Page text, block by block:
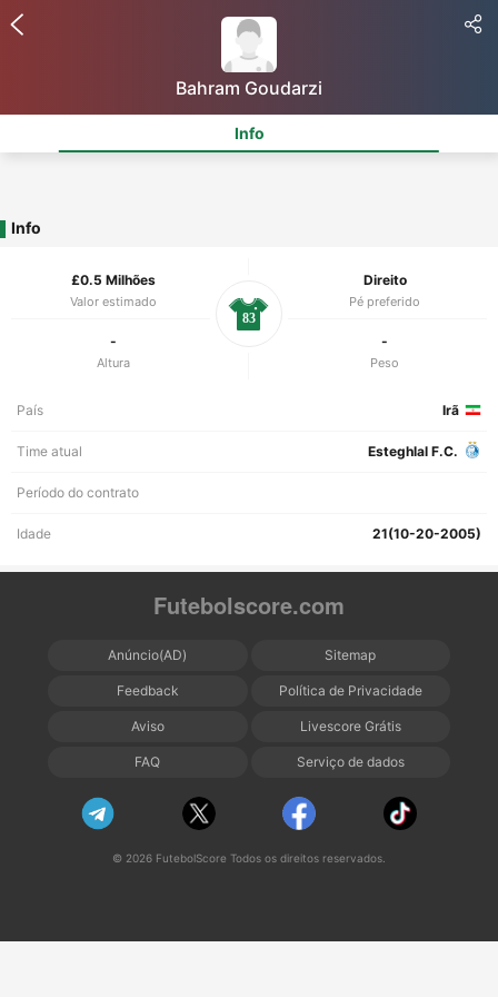
Bahram Goudarzi
Info
Info
£0.5 Milhões
Valor estimado
Direito
Pé preferido
-
Altura
-
Peso
83
País Irã
Time atual Esteghlal F.C.
Período do contrato
Idade 21(10-20-2005)
Futebolscore.com
Anúncio(AD) Sitemap
Feedback Política de Privacidade
Aviso Livescore Grátis
FAQ Serviço de dados
© 2026 FutebolScore Todos os direitos reservados.